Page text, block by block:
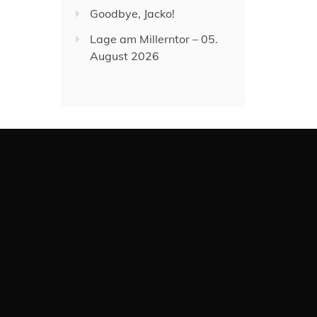
Goodbye, Jacko!
Lage am Millerntor – 05.
August 2026